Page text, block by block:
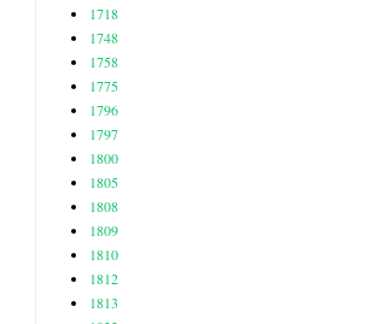
1718
1748
1758
1775
1796
1797
1800
1805
1808
1809
1810
1812
1813